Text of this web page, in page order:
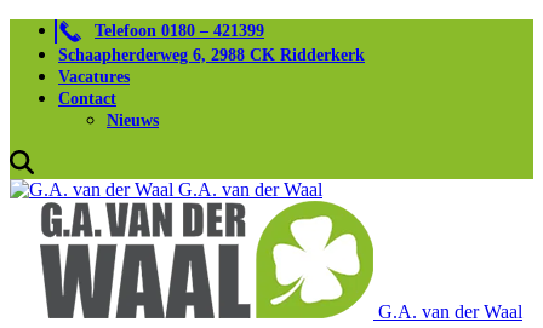
Telefoon 0180 – 421399
Schaapherderweg 6, 2988 CK Ridderkerk
Vacatures
Contact
Nieuws
G.A. van der Waal
G.A. van der Waal